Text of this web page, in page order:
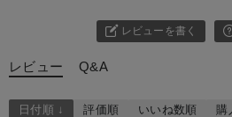
レビューを書く
レビュー Q&A
日付順 ↓ 評価順 いいね数順
購